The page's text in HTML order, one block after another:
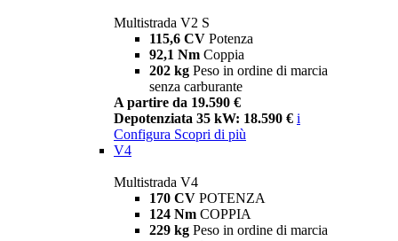
Multistrada V2 S
115,6 CV Potenza
92,1 Nm Coppia
202 kg Peso in ordine di marcia
senza carburante
A partire da 19.590 €
Depotenziata 35 kW: 18.590 € i
Configura Scopri di più
V4
Multistrada V4
170 CV POTENZA
124 Nm COPPIA
229 kg Peso in ordine di marcia